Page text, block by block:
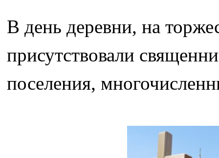
В день деревни, на
присутствовали
поселения,